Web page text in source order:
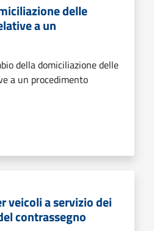
delle
a un
della domiciliazione delle
a un procedimento
veicoli a servizio dei
contrassegno